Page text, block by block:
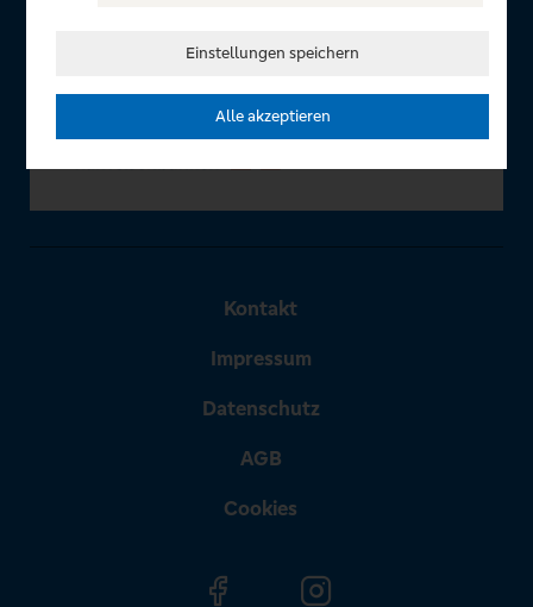
In Zusammenarbeit mit
Kontakt
Impressum
Datenschutz
AGB
Cookies
Einstellungen speichern
Alle akzeptieren